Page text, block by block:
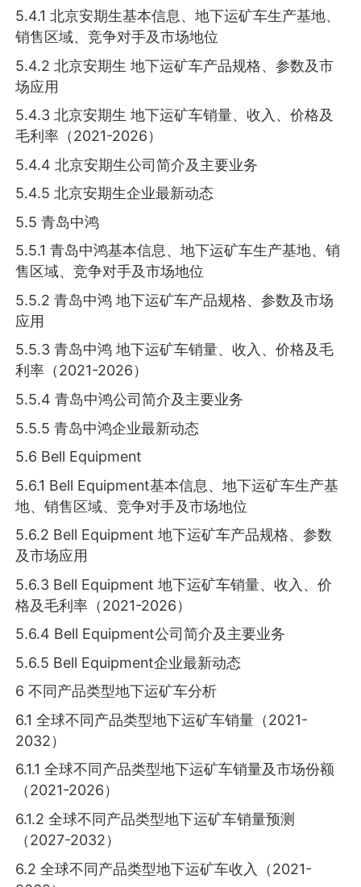
5.4.1 北京安期生基本信息、地下运矿车生产基地、
销售区域、竞争对手及市场地位
5.4.2 北京安期生 地下运矿车产品规格、参数及市
场应用
5.4.3 北京安期生 地下运矿车销量、收入、价格及
毛利率（2021-2026）
5.4.4 北京安期生公司简介及主要业务
5.4.5 北京安期生企业最新动态
5.5 青岛中鸿
5.5.1 青岛中鸿基本信息、地下运矿车生产基地、销
售区域、竞争对手及市场地位
5.5.2 青岛中鸿 地下运矿车产品规格、参数及市场
应用
5.5.3 青岛中鸿 地下运矿车销量、收入、价格及毛
利率（2021-2026）
5.5.4 青岛中鸿公司简介及主要业务
5.5.5 青岛中鸿企业最新动态
5.6 Bell Equipment
5.6.1 Bell Equipment基本信息、地下运矿车生产基
地、销售区域、竞争对手及市场地位
5.6.2 Bell Equipment 地下运矿车产品规格、参数
及市场应用
5.6.3 Bell Equipment 地下运矿车销量、收入、价
格及毛利率（2021-2026）
5.6.4 Bell Equipment公司简介及主要业务
5.6.5 Bell Equipment企业最新动态
6 不同产品类型地下运矿车分析
6.1 全球不同产品类型地下运矿车销量（2021-
2032）
6.1.1 全球不同产品类型地下运矿车销量及市场份额
（2021-2026）
6.1.2 全球不同产品类型地下运矿车销量预测
（2027-2032）
6.2 全球不同产品类型地下运矿车收入（2021-